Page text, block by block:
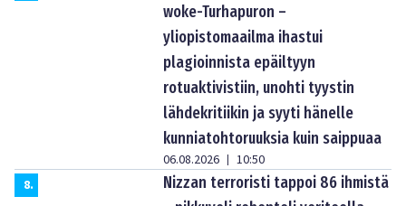
woke-Turhapuron –
yliopistomaailma ihastui
plagioinnista epäiltyyn
rotuaktivistiin, unohti tyystin
lähdekritiikin ja syyti hänelle
kunniatohtoruuksia kuin saippuaa
06.08.2026 | 10:50
8.
Nizzan terroristi tappoi 86 ihmistä